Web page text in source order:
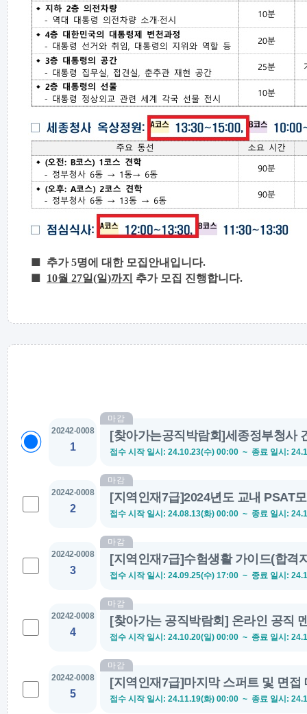
■ 추가 5명에 대한 모집 안내입니다.
■ 10월 27일(일)까지 추가 모집 진행합니다.
20242-0008
1
마감
[찾아가는공직박람회]세종정부청사
접수 시작 일시 : 24.10.23(수) 00:00 ~ 종료 일시 :
20242-0008
2
마감
[지역인재7급]2024년도 교내 PSAT
월)
접수 시작 일시 : 24.08.13(화) 00:00 ~ 종료 일시 :
20242-0008
3
마감
[지역인재7급]수험생활 가이드(합격
접수 시작 일시 : 24.09.25(수) 17:00 ~ 종료 일시 :
20242-0008
4
마감
[찾아가는 공직박람회] 온라인 공직
접수 시작 일시 : 24.10.20(일) 00:00 ~ 종료 일시 :
20242-0008
5
마감
[지역인재7급]마지막 스퍼트 및 면접
접수 시작 일시 : 24.11.19(화) 00:00 ~ 종료 일시 :